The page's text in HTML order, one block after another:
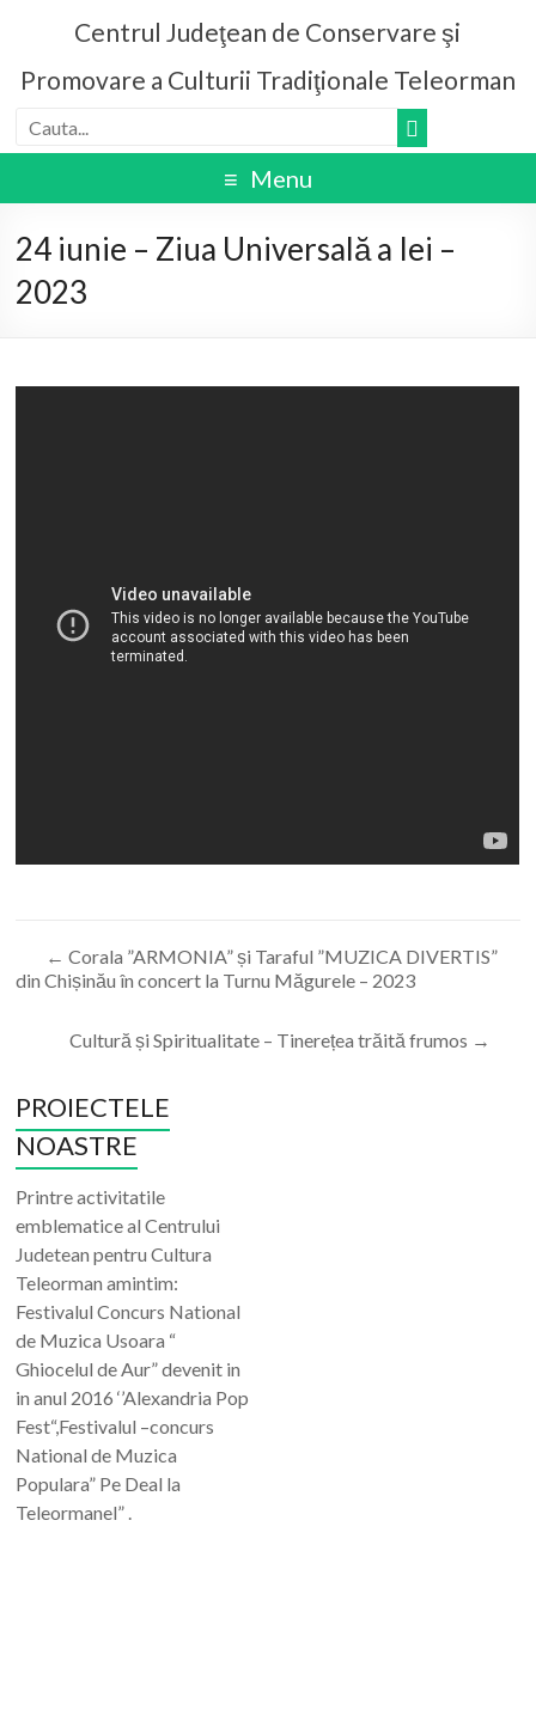
Centrul Judeţean de Conservare şi
Promovare a Culturii Tradiţionale Teleorman
Menu
24 iunie – Ziua Universală a Iei –
2023
← Corala ”ARMONIA” și Taraful ”MUZICA DIVERTIS”
din Chișinău în concert la Turnu Măgurele – 2023
Cultură și Spiritualitate – Tinerețea trăită frumos →
PROIECTELE
NOASTRE
Printre activitatile
emblematice al Centrului
Judetean pentru Cultura
Teleorman amintim:
Festivalul Concurs National
de Muzica Usoara “
Ghiocelul de Aur” devenit in
in anul 2016 ‘’Alexandria Pop
Fest“,Festivalul –concurs
National de Muzica
Populara” Pe Deal la
Teleormanel” .